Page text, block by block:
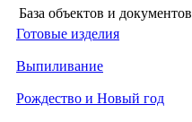
База объектов и документов
Готовые изделия
Выпиливание
Рождество и Новый год